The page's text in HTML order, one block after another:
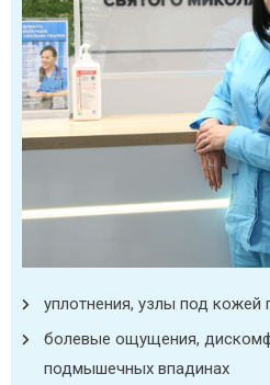
уплотнения, узлы под кожей
болевые ощущения,
подмышечных впадинах